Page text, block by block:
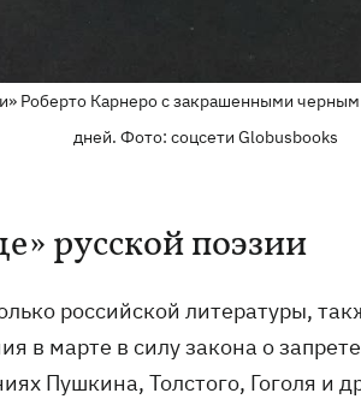
Роберто Карнеро с закрашенными
дней. Фото: соцсети Globusbooks
русской поэзии
российской литературы,
в марте в силу закона о
Пушкина, Толстого, Гоголя и